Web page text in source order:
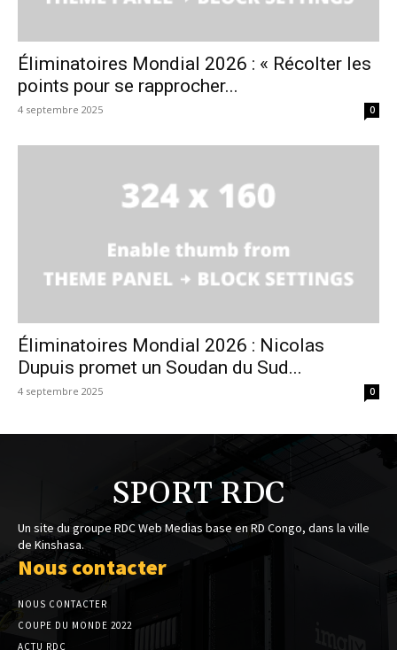
Éliminatoires Mondial 2026 : « Récolter les
points pour se rapprocher...
4 septembre 2025 0
Éliminatoires Mondial 2026 : Nicolas
Dupuis promet un Soudan du Sud...
4 septembre 2025 0
SPORT RDC
Un site du groupe RDC Web Medias base en RD Congo, dans la ville
de Kinshasa.
Nous contacter
NOUS CONTACTER
COUPE DU MONDE 2022
ACTU RDC